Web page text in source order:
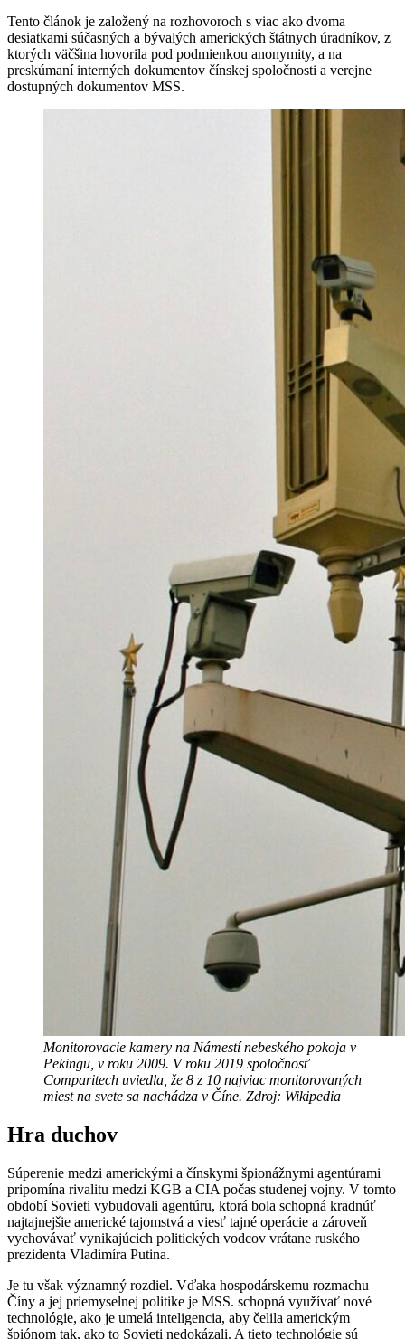
Tento článok je založený na rozhovoroch s viac ako dvoma
desiatkami súčasných a bývalých amerických štátnych úradníkov, z
ktorých väčšina hovorila pod podmienkou anonymity, a na
preskúmaní interných dokumentov čínskej spoločnosti a verejne
dostupných dokumentov MSS.
Monitorovacie kamery na Námestí nebeského pokoja v
Pekingu, v roku 2009. V roku 2019 spoločnosť
Comparitech uviedla, že 8 z 10 najviac monitorovaných
miest na svete sa nachádza v Číne. Zdroj: Wikipedia
Hra duchov
Súperenie medzi americkými a čínskymi špionážnymi agentúrami
pripomína rivalitu medzi KGB a CIA počas studenej vojny. V tomto
období Sovieti vybudovali agentúru, ktorá bola schopná kradnúť
najtajnejšie americké tajomstvá a viesť tajné operácie a zároveň
vychovávať vynikajúcich politických vodcov vrátane ruského
prezidenta Vladimíra Putina.
Je tu však významný rozdiel. Vďaka hospodárskemu rozmachu
Číny a jej priemyselnej politike je MSS. schopná využívať nové
technológie, ako je umelá inteligencia, aby čelila americkým
špiónom tak, ako to Sovieti nedokázali. A tieto technológie sú